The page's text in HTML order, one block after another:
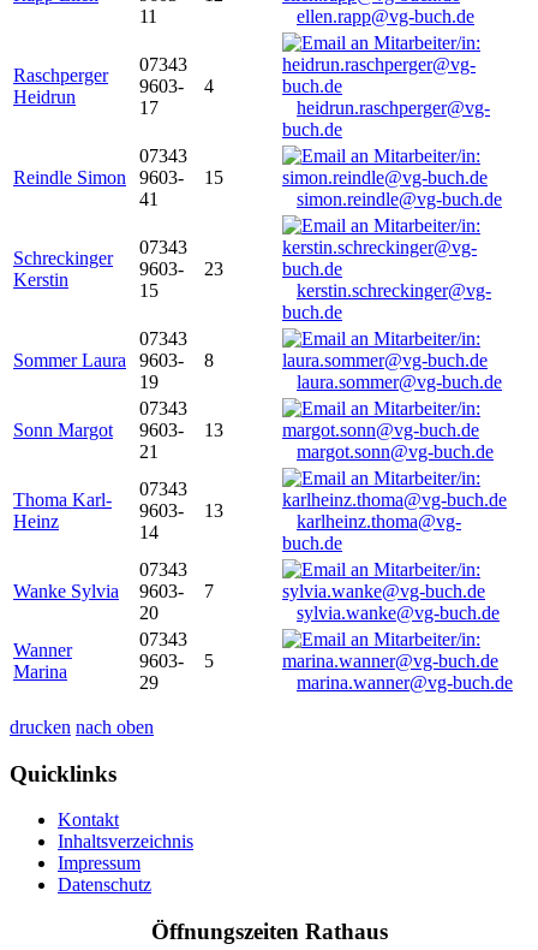
11
ellen.rapp@vg-buch.de
Raschperger
Heidrun
07343
9603-
17
4
heidrun.raschperger@vg-
buch.de
Reindle Simon
07343
9603-
41
15
simon.reindle@vg-buch.de
Schreckinger
Kerstin
07343
9603-
15
23
kerstin.schreckinger@vg-
buch.de
Sommer Laura
07343
9603-
19
8
laura.sommer@vg-buch.de
Sonn Margot
07343
9603-
21
13
margot.sonn@vg-buch.de
Thoma Karl-
Heinz
07343
9603-
14
13
karlheinz.thoma@vg-
buch.de
Wanke Sylvia
07343
9603-
20
7
sylvia.wanke@vg-buch.de
Wanner
Marina
07343
9603-
29
5
marina.wanner@vg-buch.de
drucken nach oben
Quicklinks
Kontakt
Inhaltsverzeichnis
Impressum
Datenschutz
Öffnungszeiten Rathaus